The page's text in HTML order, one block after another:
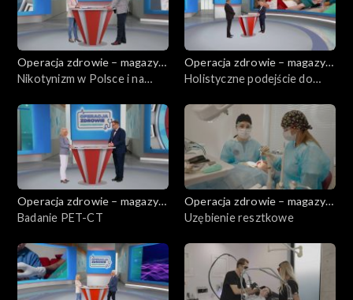
Operacja zdrowie – magazyn
medyczny
Nikotynizm w Polsce i na
Operacja zdrowie – magazyn
medyczny
Holistyczne podejście do
Operacja zdrowie – magazyn
medyczny
Badanie PET-CT
Operacja zdrowie – magazyn
medyczny
Uzębienie resztkowe